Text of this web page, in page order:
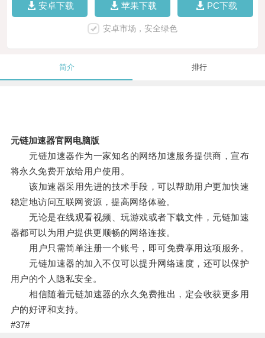
安卓下载 苹果下载 PC下载
安卓市场，安全绿色
简介 排行
元链加速器官网电脑版
元链加速器作为一家知名的网络加速服务提供商，宣布
将永久免费开放给用户使用。
该加速器采用先进的技术手段，可以帮助用户更加快速
稳定地访问互联网资源，提高网络体验。
无论是在线观看视频、玩游戏或者下载文件，元链加速
器都可以为用户提供更顺畅的网络连接。
用户只需简单注册一个账号，即可免费享用这项服务。
元链加速器的加入不仅可以提升网络速度，还可以保护
用户的个人隐私安全。
相信随着元链加速器的永久免费推出，定会收获更多用
户的好评和支持。
#37#